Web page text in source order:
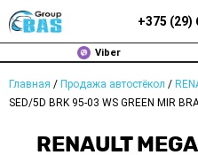
+375 (29)
Viber
Главная / Продажа автостёкол /
SED/5D BRK 95-03 WS GREEN MIR
RENAULT
ЗАМЕНА АВТОСТЕКОЛ В
ПРОДАЖА АВТОСТЁКОЛ